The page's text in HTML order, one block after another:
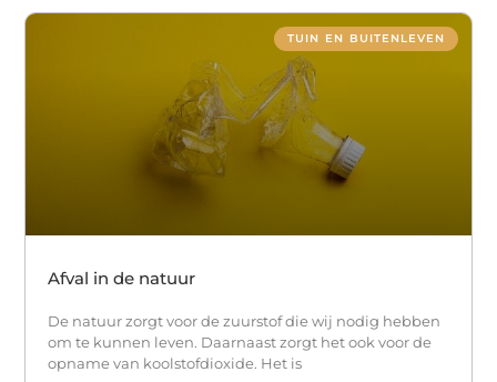
TUIN EN BUITENLEVEN
Afval in de natuur
De natuur zorgt voor de zuurstof die wij nodig hebben
om te kunnen leven. Daarnaast zorgt het ook voor de
opname van koolstofdioxide. Het is